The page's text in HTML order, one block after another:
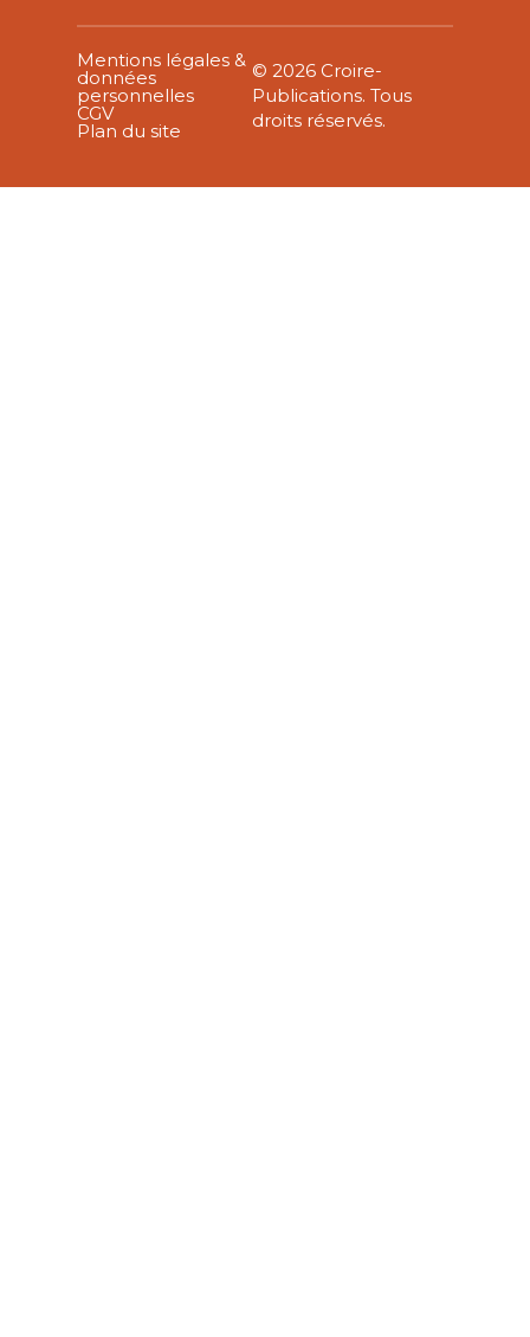
Mentions légales &
données
personnelles
CGV
Plan du site
© 2026 Croire-
Publications. Tous
droits réservés.